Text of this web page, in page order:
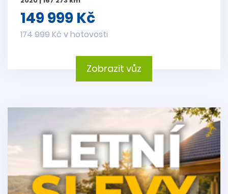
149 999 Kč
174 999 Kč v hotovosti
Zobrazit vůz